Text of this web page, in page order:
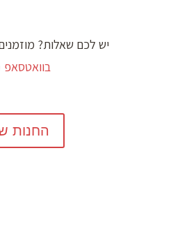
יש לכם שאלות?
בוואטסאפ
החנות